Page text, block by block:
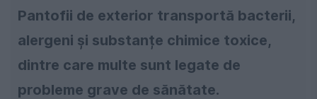
Pantofii de exterior transportă bacterii,
alergeni și substanțe chimice toxice,
dintre care multe sunt legate de
probleme grave de sănătate.